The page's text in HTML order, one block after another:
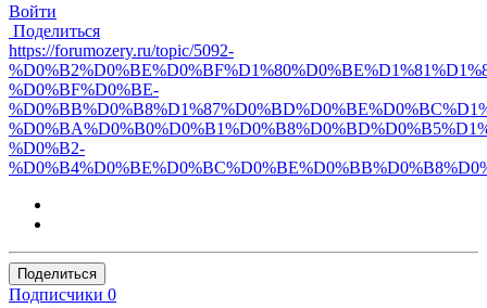
Войти
Поделиться
https://forumozery.ru/topic/5092-
%D0%BF%D0%BE-
%D0%B2-
Поделиться
Подписчики 0